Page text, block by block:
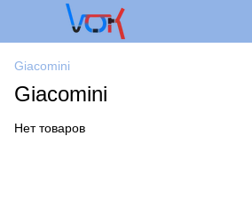
Giacomini
Giacomini
Нет товаров